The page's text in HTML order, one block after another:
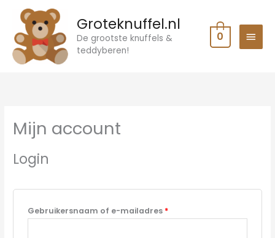
inhoud
Groteknuffel.nl
De grootste knuffels &
teddyberen!
0
Mijn account
Login
Gebruikersnaam of e-mailadres *